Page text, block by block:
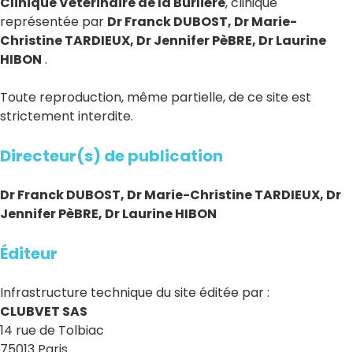
représentée par Dr Franck DUBOST, Dr Marie-
Christine TARDIEUX, Dr Jennifer PèBRE, Dr Laurine
HIBON .
Toute reproduction, même partielle, de ce site est
strictement interdite.
Directeur(s) de publication
Dr Franck DUBOST, Dr Marie-Christine TARDIEUX, Dr
Jennifer PèBRE, Dr Laurine HIBON
Éditeur
Infrastructure technique du site éditée par :
CLUBVET SAS
14 rue de Tolbiac